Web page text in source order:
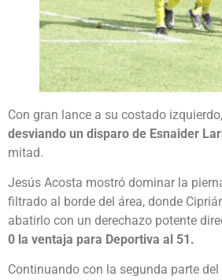
Con gran lance a su costado izquierdo,
desviando un disparo de Esnaider
mitad.
Jesús Acosta mostró dominar la
filtrado al borde del área, donde
abatirlo con un derechazo potente
0 la ventaja para Deportiva al 51.
Continuando con la segunda parte